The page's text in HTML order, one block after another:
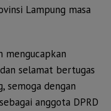
Lampung masa
mengucapkan
selamat bertugas
semoga dengan
anggota DPRD